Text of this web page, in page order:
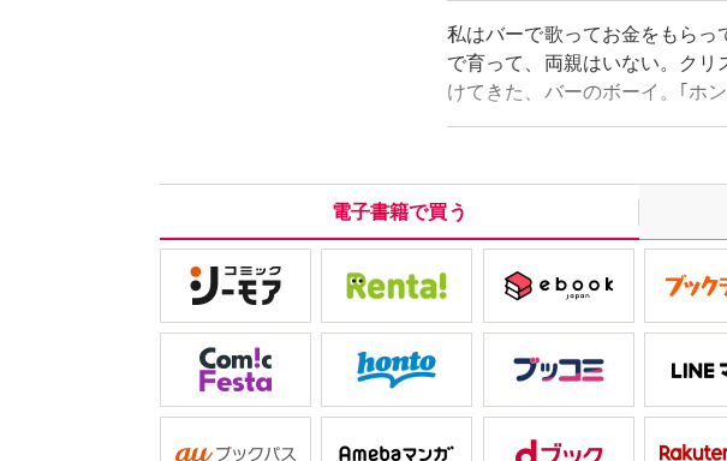
私はバーで歌ってお金をもらっ
で育って、両親はいない。ク
けてきた、バーのボーイ。｢ホ
の?｣――無責任に偉そうなこと
い……身寄りのない私が、この
電子書籍で買う